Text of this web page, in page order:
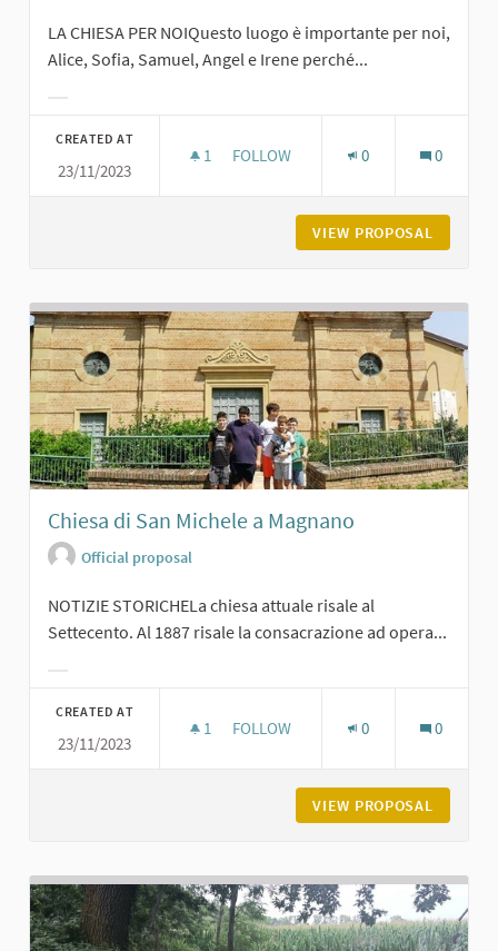
LA CHIESA PER NOIQuesto luogo è importante per noi,
Alice, Sofia, Samuel, Angel e Irene perché...
CREATED AT
23/11/2023
1 1 FOLLOWER
FOLLOW 0 0
VIEW PROPOSAL
Chiesa di San Michele a Magnano
Official proposal
NOTIZIE STORICHELa chiesa attuale risale al
Settecento. Al 1887 risale la consacrazione ad opera...
CREATED AT
23/11/2023
1 1 FOLLOWER
FOLLOW 0 0
VIEW PROPOSAL